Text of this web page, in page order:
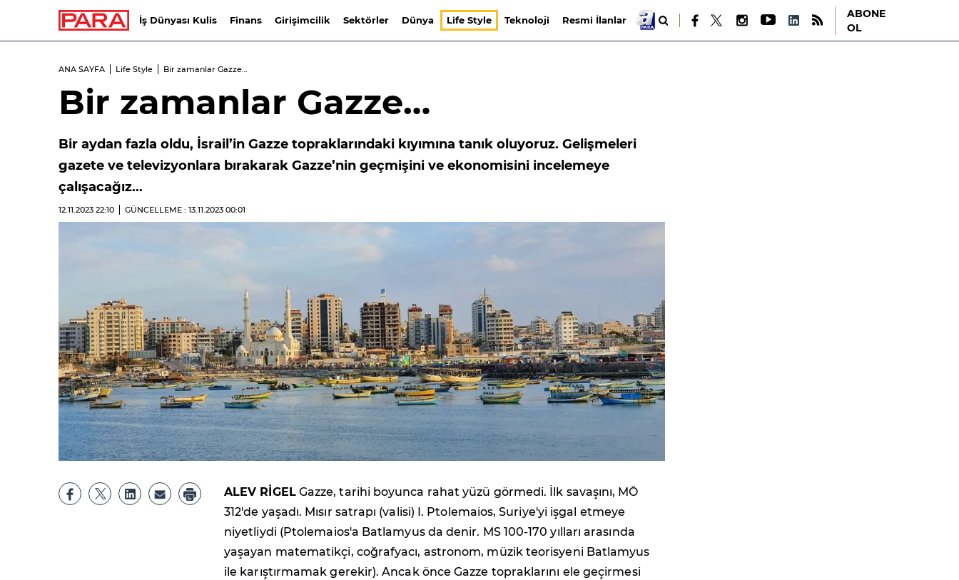
İş Dünyası Kulis Finans Girişimcilik Sektörler Dünya Life Style Teknoloji Resmi İlanlar
ABONE
OL
ANA SAYFA Life Style Bir zamanlar Gazze…
Bir zamanlar Gazze…
Bir aydan fazla oldu, İsrail’in Gazze topraklarındaki kıyımına tanık oluyoruz. Gelişmeleri
gazete ve televizyonlara bırakarak Gazze’nin geçmişini ve ekonomisini incelemeye
çalışacağız...
12.11.2023 22:10 GÜNCELLEME : 13.11.2023 00:01
ALEV RİGELGazze, tarihi boyunca rahat yüzü görmedi. İlk savaşını, MÖ
312'de yaşadı. Mısır satrapı (valisi) I. Ptolemaios, Suriye'yi işgal etmeye
niyetliydi (Ptolemaios'a Batlamyus da denir. MS 100-170 yılları arasında
yaşayan matematikçi, coğrafyacı, astronom, müzik teorisyeni Batlamyus
ile karıştırmamak gerekir). Ancak önce Gazze topraklarını ele geçirmesi